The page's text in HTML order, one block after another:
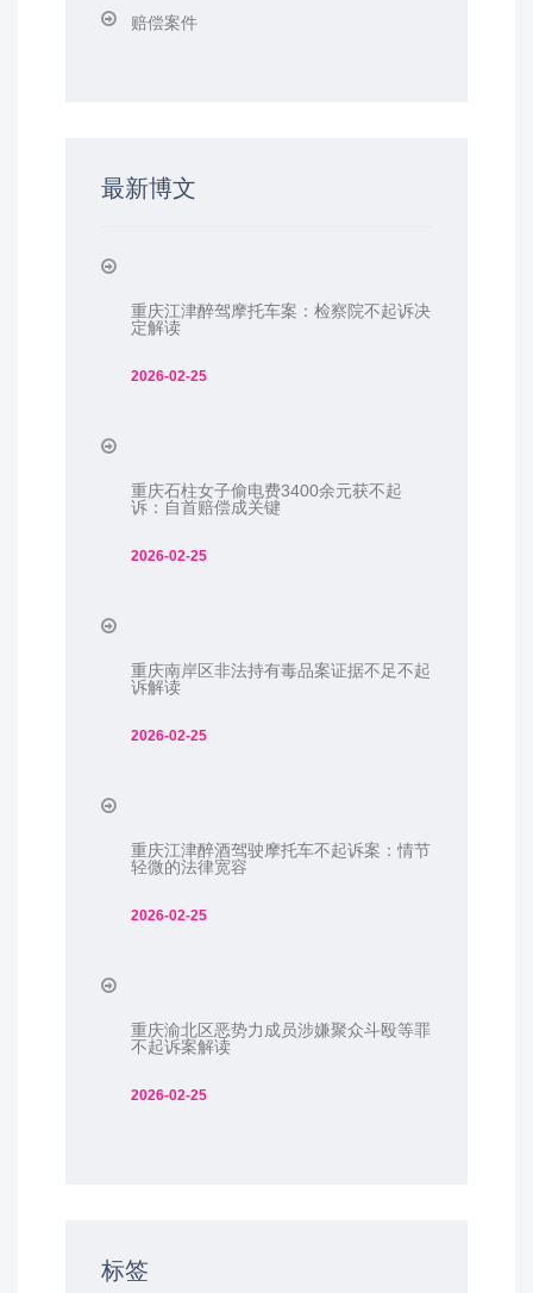
赔偿案件
最新博文
重庆江津醉驾摩托车案：检察院不起诉决
定解读
2026-02-25
重庆石柱女子偷电费3400余元获不起
诉：自首赔偿成关键
2026-02-25
重庆南岸区非法持有毒品案证据不足不起
诉解读
2026-02-25
重庆江津醉酒驾驶摩托车不起诉案：情节
轻微的法律宽容
2026-02-25
重庆渝北区恶势力成员涉嫌聚众斗殴等罪
不起诉案解读
2026-02-25
标签